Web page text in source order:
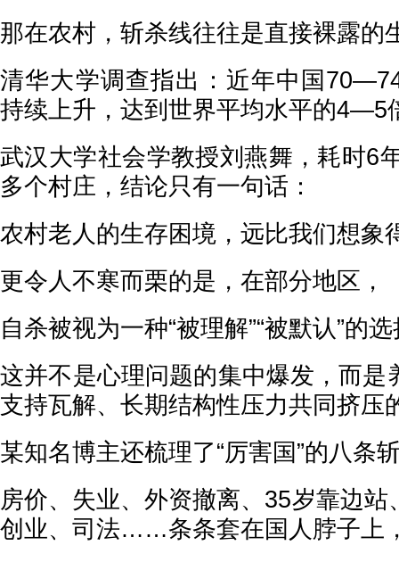
那在农村，斩杀线往往是直接裸露的
清华大学调查指出：近年中国
持续上升，达到世界平均水平的4—5
武汉大学社会学教授刘燕舞，耗时6
多个村庄，结论只有一句话：
农村老人的生存困境，远比我们想象
更令人不寒而栗的是，在部分地区，
自杀被视为一种“被理解”“被默认”的
这并不是心理问题的集中爆发，而是
支持瓦解、长期结构性压力共同挤压
某知名博主还梳理了“厉害国”的八条
房价、失业、外资撤离、35岁靠边站
创业、司法……条条套在国人脖子上